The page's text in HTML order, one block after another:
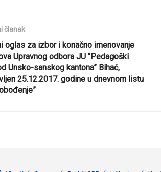
članak
oglas za izbor i konačno imenovanje
Upravnog odbora JU “Pedagoški
Unsko-sanskog kantona” Bihać,
25.12.2017. godine u dnevnom listu